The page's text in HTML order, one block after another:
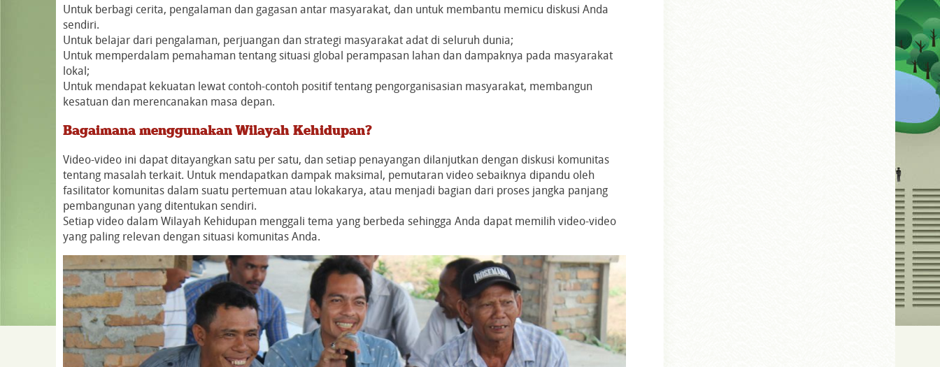
Untuk berbagi cerita, pengalaman dan gagasan antar masyarakat, dan untuk membantu memicu diskusi Anda
sendiri.
Untuk belajar dari pengalaman, perjuangan dan strategi masyarakat adat di seluruh dunia;
Untuk memperdalam pemahaman tentang situasi global perampasan lahan dan dampaknya pada masyarakat
lokal;
Untuk mendapat kekuatan lewat contoh-contoh positif tentang pengorganisasian masyarakat, membangun
kesatuan dan merencanakan masa depan.
Bagaimana menggunakan Wilayah Kehidupan?
Video-video ini dapat ditayangkan satu per satu, dan setiap penayangan dilanjutkan dengan diskusi komunitas
tentang masalah terkait. Untuk mendapatkan dampak maksimal, pemutaran video sebaiknya dipandu oleh
fasilitator komunitas dalam suatu pertemuan atau lokakarya, atau menjadi bagian dari proses jangka panjang
pembangunan yang ditentukan sendiri.
Setiap video dalam Wilayah Kehidupan menggali tema yang berbeda sehingga Anda dapat memilih video-video
yang paling relevan dengan situasi komunitas Anda.